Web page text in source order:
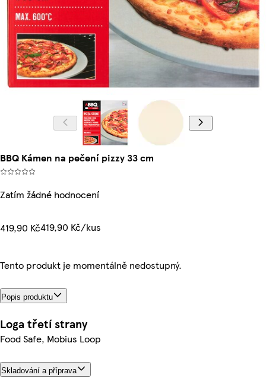
BBQ Kámen na pečení pizzy 33 cm
Zatím žádné hodnocení
419,90 Kč419,90 Kč/kus
Tento produkt je momentálně nedostupný.
Popis produktu
Loga třetí strany
Food Safe, Mobius Loop
Skladování a příprava